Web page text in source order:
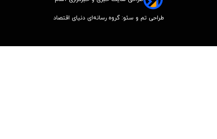
طراحی تم و سئو: گروه رسانه‌ای دنیای اقتصاد